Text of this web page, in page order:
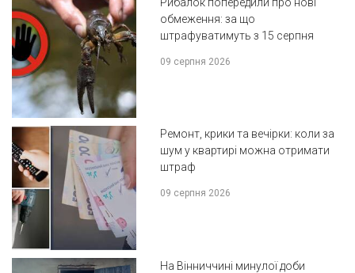
обмеження: за що
штрафуватимуть з 15 серпня
09 серпня 2026
Ремонт, крики та вечірки: коли за
шум у квартирі можна отримати
штраф
09 серпня 2026
На Вінниччині минулої доби